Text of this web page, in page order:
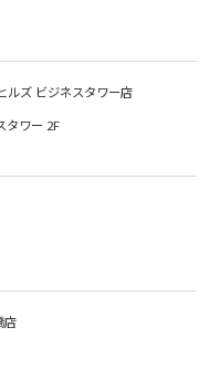
ルズ ビジネスタワー店
タワー 2F
店